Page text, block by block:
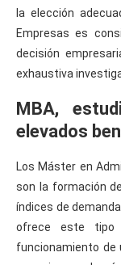
la elección
Empresas es
decisión
exhaustiva
MBA,
elevados
Los Máster en
son la formación
índices de
ofrece este tipo
funcionamiento de